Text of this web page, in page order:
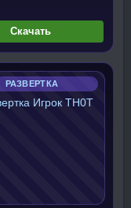
Скачать
РАЗВЕРТКА